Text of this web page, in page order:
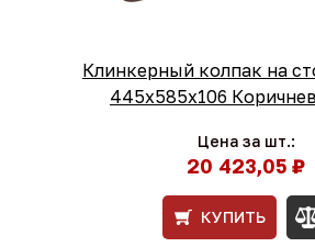
Клинкерный колпак на
445х585х106
Цена за шт.:
20 423,05 ₽
КУПИТЬ